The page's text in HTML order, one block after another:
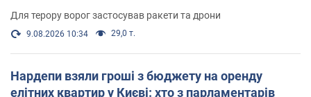
Для терору ворог застосував ракети та дрони
9.08.2026 10:34 29,0 т.
Нардепи взяли гроші з бюджету на оренду
елітних квартир у Києві: хто з парламентарів